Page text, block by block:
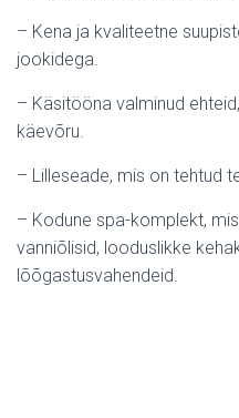
– Kena ja kvaliteetne
jookidega.
– Käsitööna valminud
käevõru.
– Lilleseade, mis on tehtud
– Kodune spa-komplekt,
vanniõlisid, looduslikke
lõõgastusvahendeid.